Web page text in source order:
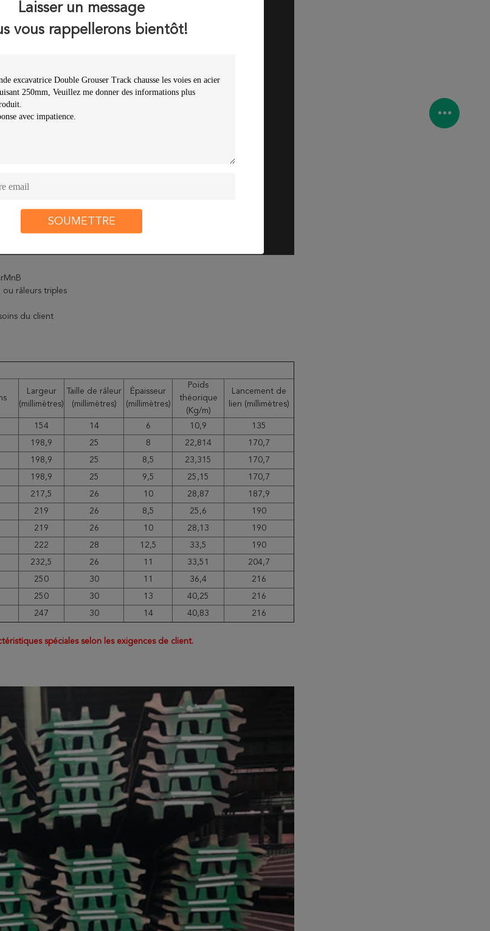
Laisser un message
vous rappellerons bientôt!
SOUMETTRE
ou râleurs triples
du client
Largeur
(millimètres)
Taille de râleur
(millimètres)
Épaisseur
(millimètres)
Poids
théorique
(Kg/m)
Lancement de
lien (millimètres)
154 14 6 10,9
135
198,9 25 8 22,814
170,7
198,9 25 8,5 23,315
170,7
198,9 25 9,5 25,15
170,7
217,5 26 10 28,87
187,9
219 26 8,5 25,6
190
219 26 10 28,13
190
222 28 12,5 33,5
190
232,5 26 11 33,51
204,7
250 30 11 36,4
216
250 30 13 40,25
216
247 30 14 40,83 216
spéciales selon les exigences de client.